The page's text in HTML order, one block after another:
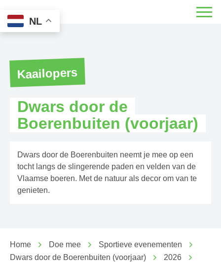
Kaailopers
Dwars door de
Boerenbuiten (voorjaar)
Dwars door de Boerenbuiten neemt je mee op een
tocht langs de slingerende paden en velden van de
Vlaamse boeren. Met de natuur als decor om van te
genieten.
Home Doe mee
Sportieve evenementen
Dwars door de Boerenbuiten (voorjaar)
2026
NL